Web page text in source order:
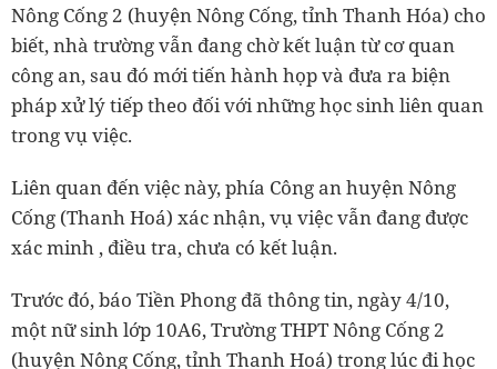
Nông Cống 2 (huyện Nông Cống, tỉnh Thanh Hóa) cho
biết, nhà trường vẫn đang chờ kết luận từ cơ quan
công an, sau đó mới tiến hành họp và đưa ra biện
pháp xử lý tiếp theo đối với những học sinh liên quan
trong vụ việc.
Liên quan đến việc này, phía Công an huyện Nông
Cống (Thanh Hoá) xác nhận, vụ việc vẫn đang được
xác minh , điều tra, chưa có kết luận.
Trước đó, báo Tiền Phong đã thông tin, ngày 4/10,
một nữ sinh lớp 10A6, Trường THPT Nông Cống 2
(huyện Nông Cống, tỉnh Thanh Hoá) trong lúc đi học